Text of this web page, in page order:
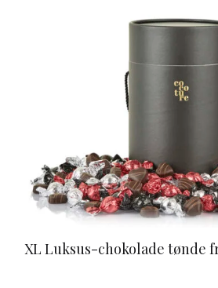
XL Luksus-chokolade tønde